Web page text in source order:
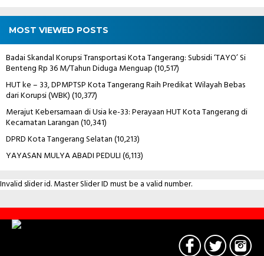
MOST VIEWED POSTS
Badai Skandal Korupsi Transportasi Kota Tangerang: Subsidi ‘TAYO’ Si
Benteng Rp 36 M/Tahun Diduga Menguap(10,517)
HUT ke – 33, DPMPTSP Kota Tangerang Raih Predikat Wilayah Bebas
dari Korupsi (WBK)(10,377)
Merajut Kebersamaan di Usia ke-33: Perayaan HUT Kota Tangerang di
Kecamatan Larangan(10,341)
DPRD Kota Tangerang Selatan(10,213)
YAYASAN MULYA ABADI PEDULI(6,113)
Invalid slider id. Master Slider ID must be a valid number.
Contact
Us